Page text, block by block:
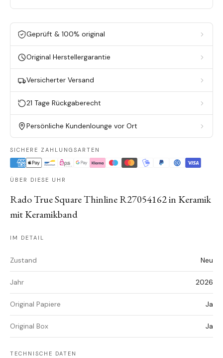
Geprüft & 100% original
Original Herstellergarantie
Versicherter Versand
21 Tage Rückgaberecht
Persönliche Kundenlounge vor Ort
SICHERE ZAHLUNGSARTEN
ÜBER DIESE UHR
Rado True Square Thinline R27054162 in Keramik
mit Keramikband
IM DETAIL
Zustand Neu
Jahr 2026
Original Papiere Ja
Original Box Ja
TECHNISCHE DATEN